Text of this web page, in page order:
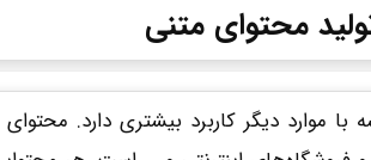
محتوای متنی
دیگر کاربرد بیشتری دارد.